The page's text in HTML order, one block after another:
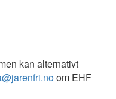
kan alternativt
om EHF